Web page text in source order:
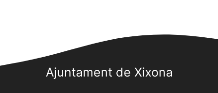
Ajuntament de Xixona